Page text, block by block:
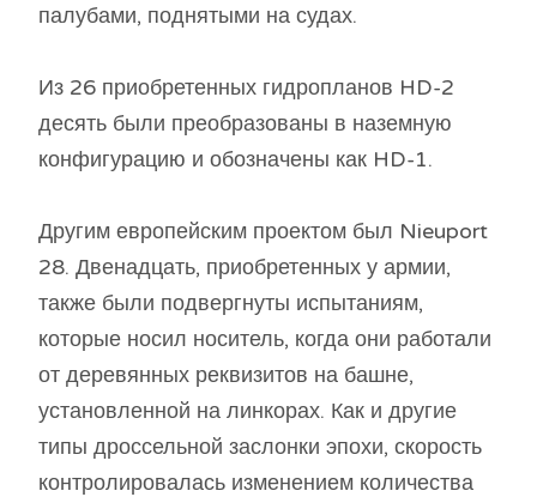
палубами, поднятыми на судах.
Из 26 приобретенных гидропланов HD-2
десять были преобразованы в наземную
конфигурацию и обозначены как HD-1.
Другим европейским проектом был Nieuport
28. Двенадцать, приобретенных у армии,
также были подвергнуты испытаниям,
которые носил носитель, когда они работали
от деревянных реквизитов на башне,
установленной на линкорах. Как и другие
типы дроссельной заслонки эпохи, скорость
контролировалась изменением количества